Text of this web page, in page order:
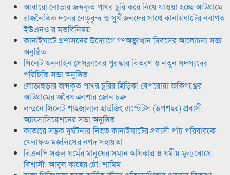
আবারো লোভার জব্দকৃত পাথর চুরি করে নিয়ে যাওয়া হচ্ছে আটগ্রামে
রাজনৈতিক দলের নেতৃবৃন্দ ও সুধীজনদের সাথে কানাইঘাটের নবাগত
ইউএনও’র মতবিনিময়
কানাইঘাটে প্রশাসনের উদ্যোগে গণঅভ্যুত্থান দিবসের আলোচনা সভা
অনুষ্ঠিত
সিলেট অনলাইন প্রেসক্লাবের পুরস্কার বিতরণ ও নতুন সদস্যদের
পরিচিতি সভা অনুষ্ঠিত
লোভাছড়ার জব্দকৃত পাথর চুরির হিড়িক! বেপরোয়া জকিগঞ্জের
আটগ্রামের অবৈধ ক্রাশার জোন চক্র
লন্ডনে সিলেট শাহজালাল হাউজিং এস্টেটস (উপশহর) প্রবাসী
অ্যাসোসিয়েশনের সভা অনুষ্ঠিত
কাতারে সড়ক দুর্ঘটনায় নিহত কানাইঘাটের প্রবাসী পাঁচ পরিবারকে
খেলাফত মজলিসের নগদ সহায়তা
বিএনপি সকল ধর্মের মানুষের সমান অধিকার ও ধর্মীয় মুল্যবোধে
বিশ্বাসী: আবুল কাহের চৌ: শামিম